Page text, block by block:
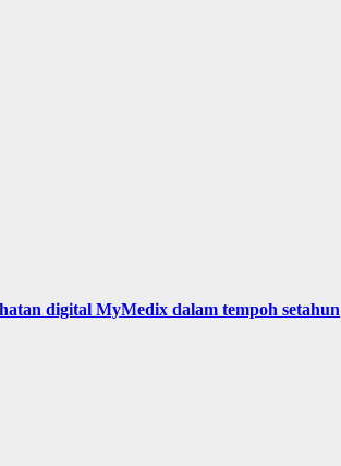
digital MyMedix dalam tempoh setahun